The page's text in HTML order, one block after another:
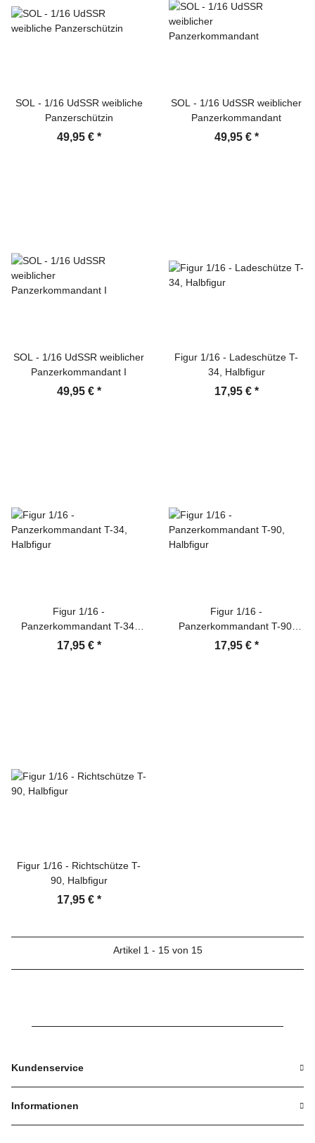
SOL - 1/16 UdSSR weibliche
Panzerschützin
49,95 € *
SOL - 1/16 UdSSR weiblicher
Panzerkommandant
49,95 € *
SOL - 1/16 UdSSR weiblicher
Panzerkommandant I
49,95 € *
Figur 1/16 - Ladeschütze T-
34, Halbfigur
17,95 € *
Figur 1/16 -
Panzerkommandant T-34,
Halbfigur
17,95 € *
Figur 1/16 -
Panzerkommandant T-90,
Halbfigur
17,95 € *
Figur 1/16 - Richtschütze T-
90, Halbfigur
17,95 € *
Artikel 1 - 15 von 15
Kundenservice
Informationen